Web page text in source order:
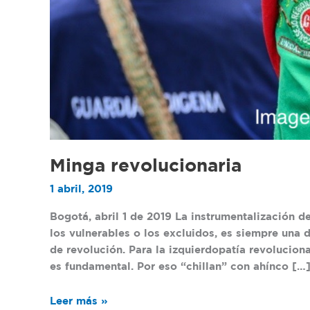
Minga revolucionaria
1 abril, 2019
Bogotá, abril 1 de 2019 La instrumentalización
los vulnerables o los excluidos, es siempre una
de revolución. Para la izquierdopatía
es fundamental. Por eso “chillan” con ahínco […]
Leer más »